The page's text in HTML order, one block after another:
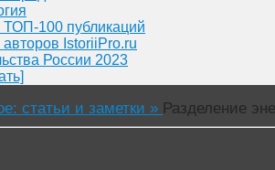
ТОП-100 публикаций
авторов IstoriiPro.ru
России 2023
статьи и заметки » Разделение